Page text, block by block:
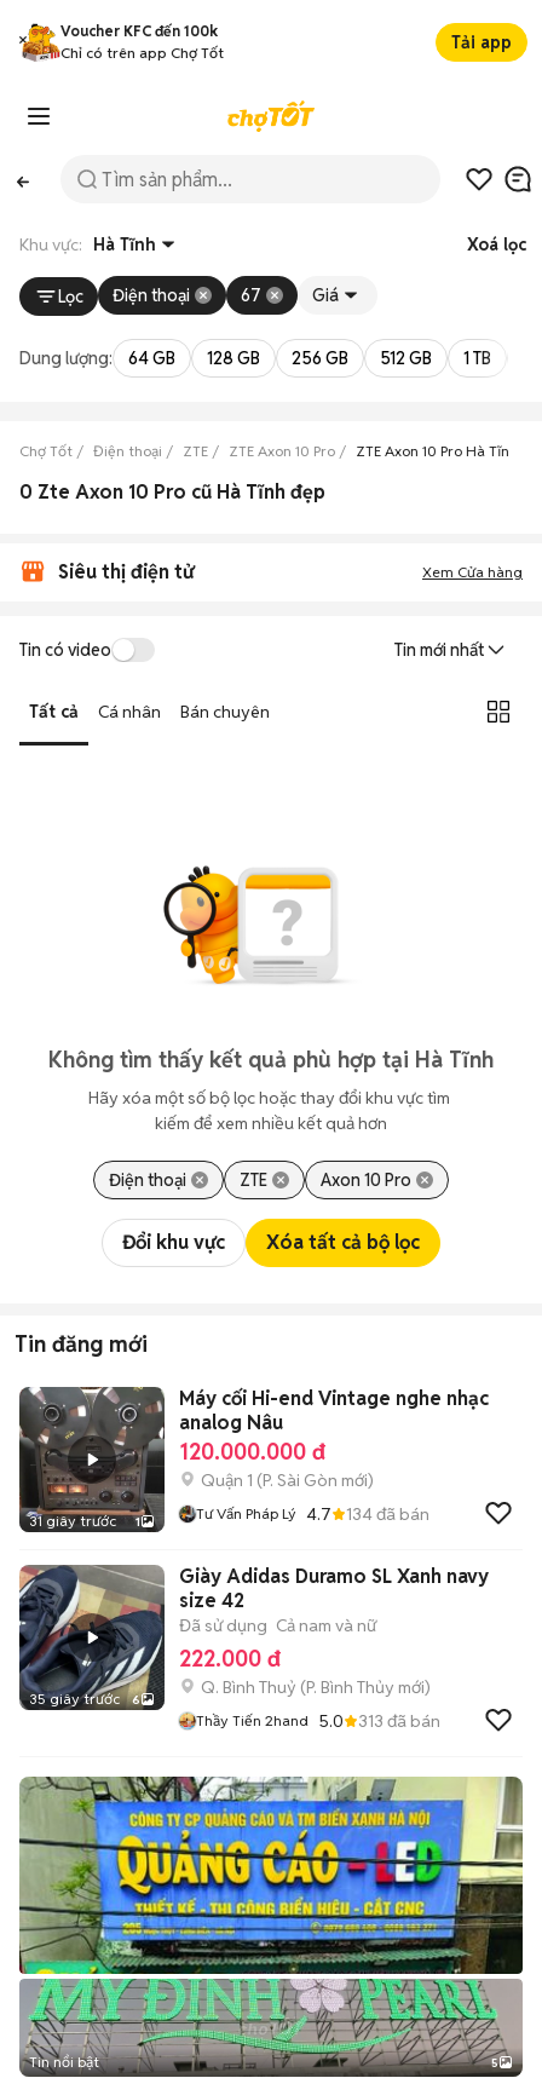
Voucher KFC đến 100k
Chỉ có trên app Chợ Tốt
Tải app
Khu vực: Hà Tĩnh Xoá lọc
Lọc Điện thoại 67 Giá
Dung lượng: 64 GB 128 GB 256 GB 512 GB 1 TB
Chợ Tốt Điện thoại ZTE ZTE Axon 10 Pro ZTE Axon 10 Pro Hà Tĩnh
0 Zte Axon 10 Pro cũ Hà Tĩnh đẹp
Siêu thị điện tử Xem Cửa hàng
Tin có video Tin mới nhất
Tất cả Cá nhân Bán chuyên
Không tìm thấy kết quả phù hợp tại Hà Tĩnh
Hãy xóa một số bộ lọc hoặc thay đổi khu vực tìm
kiếm để xem nhiều kết quả hơn
Điện thoại ZTE Axon 10 Pro
Đổi khu vực Xóa tất cả bộ lọc
Tin đăng mới
31 giây trước 1
Máy cối Hi-end Vintage nghe nhạc
analog Nâu
120.000.000 đ
Quận 1 (P. Sài Gòn mới)
Tư Vấn Pháp Lý 4.7 134đã bán
35 giây trước 6
Giày Adidas Duramo SL Xanh navy
size 42
Đã sử dụng Cả nam và nữ
222.000 đ
Q. Bình Thuỷ (P. Bình Thủy mới)
Thầy Tiến 2hand 5.0 313 đã bán
Tin nổi bật 5